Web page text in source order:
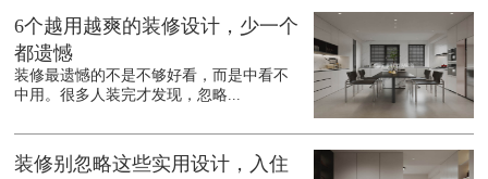
6个越用越爽的装修设计，少一个
都遗憾
装修最遗憾的不是不够好看，而是中看不
中用。很多人装完才发现，忽略...
装修别忽略这些实用设计，入住